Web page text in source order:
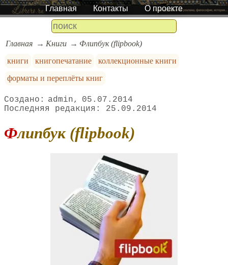
Главная Контакты О проекте
Главная Книги
Флипбук (flipbook)
книги
книгопечатание
коллекционные книги
форматы и переплёты книг
admin
05.07.2014
25.09.2014
Флипбук (flipbook)